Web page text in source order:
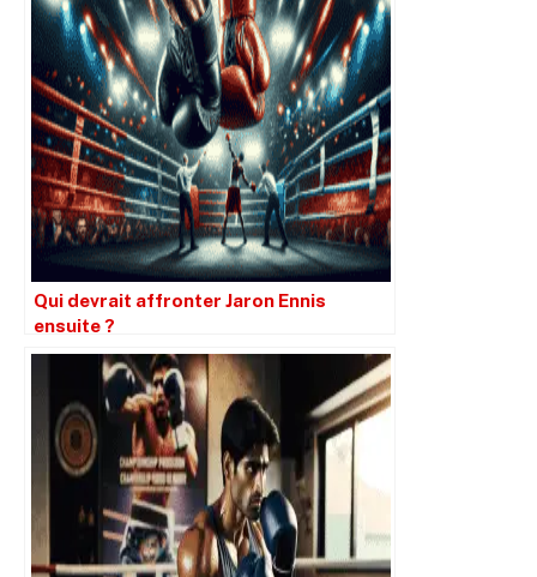
Qui devrait affronter Jaron Ennis
ensuite ?